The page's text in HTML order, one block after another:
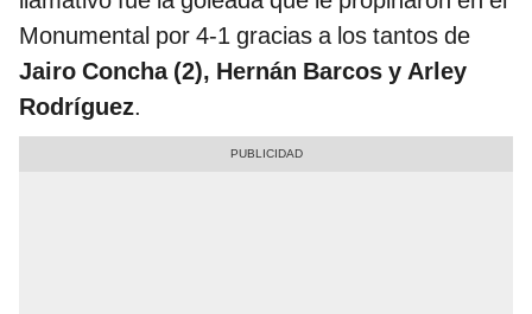
Monumental por 4-1 gracias a los tantos de
Jairo Concha (2), Hernán Barcos y Arley
Rodríguez.